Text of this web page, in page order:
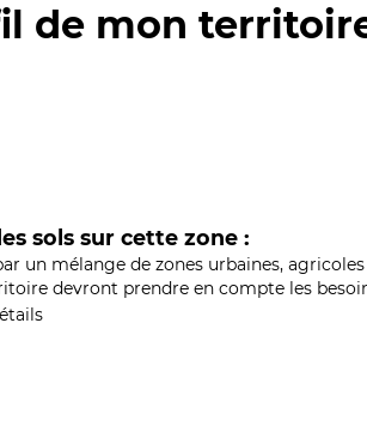
de mon
sols sur cette zone :
un mélange de zones urbaines,
devront prendre en compte les